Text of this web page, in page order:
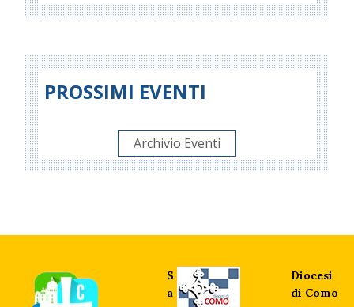
PROSSIMI EVENTI
Archivio Eventi
S
a
Diocesi
di Como